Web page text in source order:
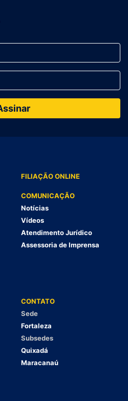
FILIAÇÃO ONLINE
COMUNICAÇÃO
Notícias
Vídeos
Atendimento Jurídico
Assessoria de Imprensa
CONTATO
Sede
Fortaleza
Subsedes
Quixadá
Maracanaú